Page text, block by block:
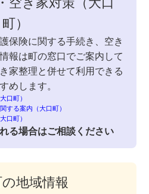
町）
保険に関する手続き、空き
報は町の窓口でご案内して
家整理と併せて利用できる
めします。
口町）
する案内（大口町）
口町）
る場合はご相談ください
地域情報